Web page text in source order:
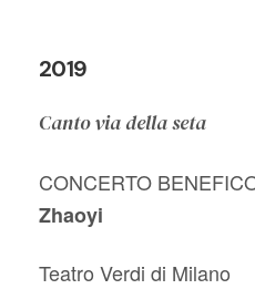
2019
Canto via della seta
CONCERTO
Zhaoyi
Teatro Verdi di Milano